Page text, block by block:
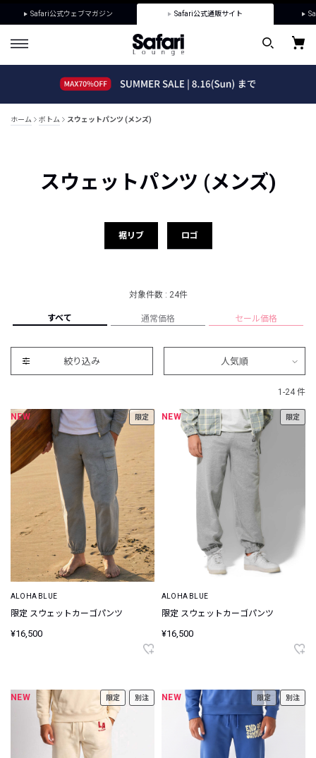
Safari公式ウェブマガジン Safari公式通販サイト
ホーム ボトム スウェットパンツ (メンズ)
スウェットパンツ (メンズ)
裾リブ ロゴ
対象件数 : 24件
すべて 通常価格 セール価格
絞り込み 人気順
1-24 件
NEW 限定
ALOHA BLUE
限定 スウェットカーゴパンツ
¥16,500
NEW 限定
ALOHA BLUE
限定 スウェットカーゴパンツ
¥16,500
NEW 限定 別注 NEW 限定 別注